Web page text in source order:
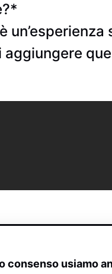
aggiungere
consenso usiamo